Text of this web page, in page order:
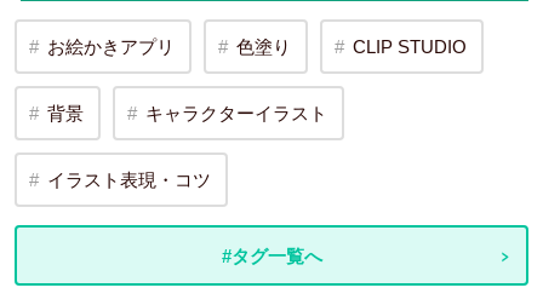
お絵かきアプリ 色塗り CLIP STUDIO
背景 キャラクターイラスト
イラスト表現・コツ
#タグ一覧へ